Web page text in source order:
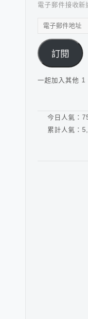
電子郵件接收新
電
郵
件
地
址
訂閱
一起加入其他 1
今日人氣：
累計人氣：